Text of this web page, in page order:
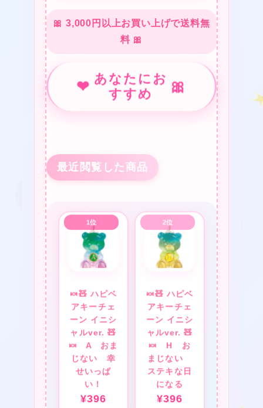
🎀 3,000円以上お買い上げで送料無
料 🎀
❤ あなたにお
すすめ
🎀
最近閲覧した商品
🍬🧸 ハピベ
アキーチェ
ーン イニシ
ャルver. 🧸
🍬 A おま
じない 幸
せいっぱ
い！
¥396
🍬🧸 ハピベ
アキーチェ
ーン イニシ
ャルver. 🧸
🍬 H お
まじない
ステキな日
になる
¥396
★
❤
❤